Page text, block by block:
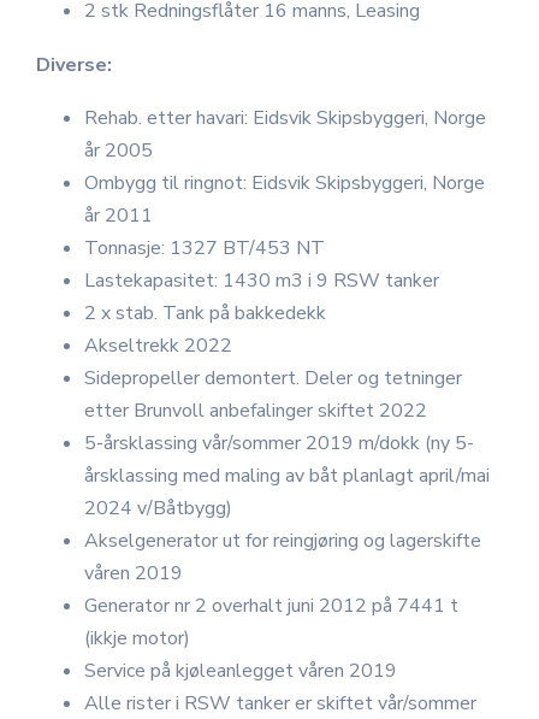
2 stk Redningsflåter 16 manns, Leasing
Diverse:
Rehab. etter havari: Eidsvik Skipsbyggeri, Norge
år 2005
Ombygg til ringnot: Eidsvik Skipsbyggeri, Norge
år 2011
Tonnasje: 1327 BT/453 NT
Lastekapasitet: 1430 m3 i 9 RSW tanker
2 x stab. Tank på bakkedekk
Akseltrekk 2022
Sidepropeller demontert. Deler og tetninger
etter Brunvoll anbefalinger skiftet 2022
5-årsklassing vår/sommer 2019 m/dokk (ny 5-
årsklassing med maling av båt planlagt april/mai
2024 v/Båtbygg)
Akselgenerator ut for reingjøring og lagerskifte
våren 2019
Generator nr 2 overhalt juni 2012 på 7441 t
(ikkje motor)
Service på kjøleanlegget våren 2019
Alle rister i RSW tanker er skiftet vår/sommer